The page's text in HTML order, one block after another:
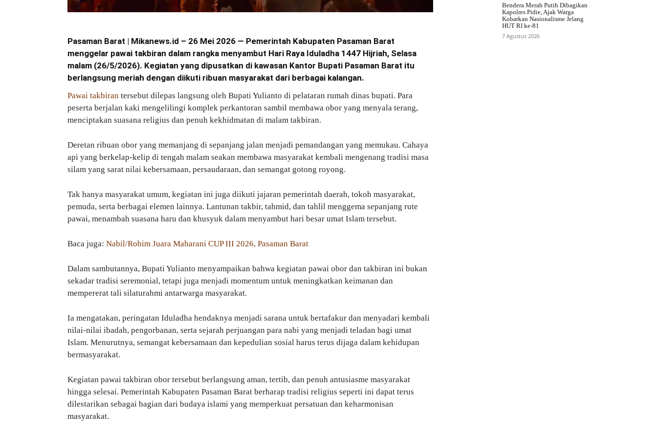
Pasaman Barat | Mikanews.id – 26 Mei 2026 — Pemerintah Kabupaten Pasaman Barat
menggelar pawai takbiran dalam rangka menyambut Hari Raya Iduladha 1447 Hijriah, Selasa
malam (26/5/2026). Kegiatan yang dipusatkan di kawasan Kantor Bupati Pasaman Barat itu
berlangsung meriah dengan diikuti ribuan masyarakat dari berbagai kalangan.
Pawai takbiran tersebut dilepas langsung oleh Bupati Yulianto di pelataran rumah dinas bupati. Para
peserta berjalan kaki mengelilingi komplek perkantoran sambil membawa obor yang menyala terang,
menciptakan suasana religius dan penuh kekhidmatan di malam takbiran.
Deretan ribuan obor yang memanjang di sepanjang jalan menjadi pemandangan yang memukau. Cahaya
api yang berkelap-kelip di tengah malam seakan membawa masyarakat kembali mengenang tradisi masa
silam yang sarat nilai kebersamaan, persaudaraan, dan semangat gotong royong.
Tak hanya masyarakat umum, kegiatan ini juga diikuti jajaran pemerintah daerah, tokoh masyarakat,
pemuda, serta berbagai elemen lainnya. Lantunan takbir, tahmid, dan tahlil menggema sepanjang rute
pawai, menambah suasana haru dan khusyuk dalam menyambut hari besar umat Islam tersebut.
Baca juga: Nabil/Rohim Juara Maharani CUP III 2026, Pasaman Barat
Dalam sambutannya, Bupati Yulianto menyampaikan bahwa kegiatan pawai obor dan takbiran ini bukan
sekadar tradisi seremonial, tetapi juga menjadi momentum untuk meningkatkan keimanan dan
mempererat tali silaturahmi antarwarga masyarakat.
Ia mengatakan, peringatan Iduladha hendaknya menjadi sarana untuk bertafakur dan menyadari kembali
nilai-nilai ibadah, pengorbanan, serta sejarah perjuangan para nabi yang menjadi teladan bagi umat
Islam. Menurutnya, semangat kebersamaan dan kepedulian sosial harus terus dijaga dalam kehidupan
bermasyarakat.
Kegiatan pawai takbiran obor tersebut berlangsung aman, tertib, dan penuh antusiasme masyarakat
hingga selesai. Pemerintah Kabupaten Pasaman Barat berharap tradisi religius seperti ini dapat terus
dilestarikan sebagai bagian dari budaya islami yang memperkuat persatuan dan keharmonisan
masyarakat.
Bendera Merah Putih Dibagikan
Kapolres Pidie, Ajak Warga
Kobarkan Nasionalisme Jelang
HUT RI ke-81
7 Agustus 2026